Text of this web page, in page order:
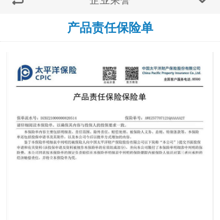
产品责任保险单